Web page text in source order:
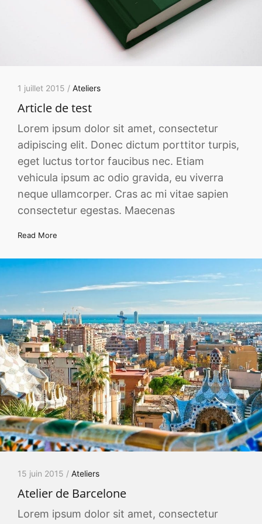
1 juillet 2015 / Ateliers
Article de test
Lorem ipsum dolor sit amet, consectetur
adipiscing elit. Donec dictum porttitor turpis,
eget luctus tortor faucibus nec. Etiam
vehicula ipsum ac odio gravida, eu viverra
neque ullamcorper. Cras ac mi vitae sapien
consectetur egestas. Maecenas
Read More
15 juin 2015 / Ateliers
Atelier de Barcelone
Lorem ipsum dolor sit amet, consectetur